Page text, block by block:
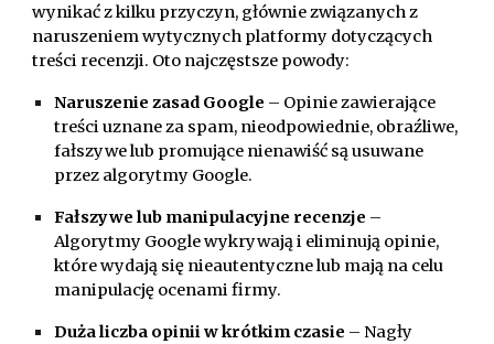
wynikać z kilku przyczyn, głównie związanych z
naruszeniem wytycznych platformy dotyczących
treści recenzji. Oto najczęstsze powody:
Naruszenie zasad Google – Opinie zawierające
treści uznane za spam, nieodpowiednie, obraźliwe,
fałszywe lub promujące nienawiść są usuwane
przez algorytmy Google.
Fałszywe lub manipulacyjne recenzje –
Algorytmy Google wykrywają i eliminują opinie,
które wydają się nieautentyczne lub mają na celu
manipulację ocenami firmy.
Duża liczba opinii w krótkim czasie – Nagły